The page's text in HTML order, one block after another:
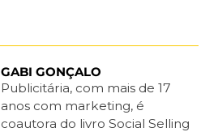
GABI GONÇALO
Publicitária, com mais de 17
anos com marketing, é
coautora do livro Social Selling